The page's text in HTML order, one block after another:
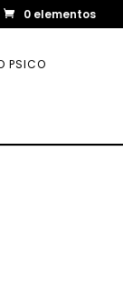
0 elementos
PSICO